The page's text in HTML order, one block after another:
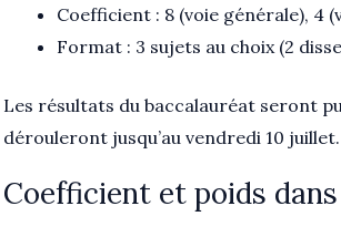
Coefficient : 8 (voie générale), 4
Format : 3 sujets au choix (2
Les résultats du baccalauréat seront
dérouleront jusqu’au vendredi 10 juillet.
Coefficient et poids